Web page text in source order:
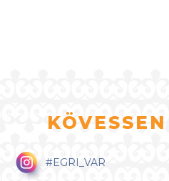
#EGRI_VAR